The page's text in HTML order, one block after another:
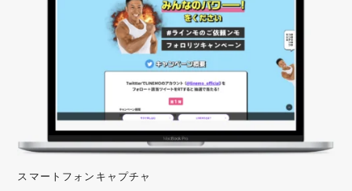
スマートフォンキャプチャ